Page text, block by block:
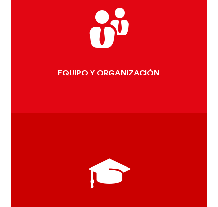
EQUIPO Y ORGANIZACIÓN
LOS OBJETIVOS
LA HUELLA CLUNIACENSE
CLUNY KIDS, SENSIBILIZAR A
LOS JÓVENES CON EL
PATRIMONIO